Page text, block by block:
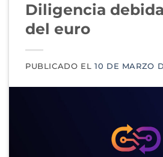
Diligencia
del euro
PUBLICADO EL10 DE MARZO